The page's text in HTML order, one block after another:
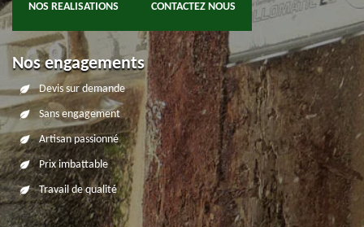
NOS REALISATIONS CONTACTEZ NOUS
Nos engagements
Devis sur demande
Sans engagement
Artisan passionné
Prix imbattable
Travail de qualité